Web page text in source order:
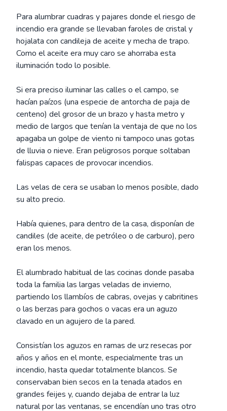
Para alumbrar cuadras y pajares donde el riesgo de
incendio era grande se llevaban faroles de cristal y
hojalata con candileja de aceite y mecha de trapo.
Como el aceite era muy caro se ahorraba esta
iluminación todo lo posible.
Si era preciso iluminar las calles o el campo, se
hacían paízos (una especie de antorcha de paja de
centeno) del grosor de un brazo y hasta metro y
medio de largos que tenían la ventaja de que no los
apagaba un golpe de viento ni tampoco unas gotas
de lluvia o nieve. Eran peligrosos porque soltaban
falispas capaces de provocar incendios.
Las velas de cera se usaban lo menos posible, dado
su alto precio.
Había quienes, para dentro de la casa, disponían de
candiles (de aceite, de petróleo o de carburo), pero
eran los menos.
El alumbrado habitual de las cocinas donde pasaba
toda la familia las largas veladas de invierno,
partiendo los llambíos de cabras, ovejas y cabritines
o las berzas para gochos o vacas era un aguzo
clavado en un agujero de la pared.
Consistían los aguzos en ramas de urz resecas por
años y años en el monte, especialmente tras un
incendio, hasta quedar totalmente blancos. Se
conservaban bien secos en la tenada atados en
grandes feijes y, cuando dejaba de entrar la luz
natural por las ventanas, se encendían uno tras otro